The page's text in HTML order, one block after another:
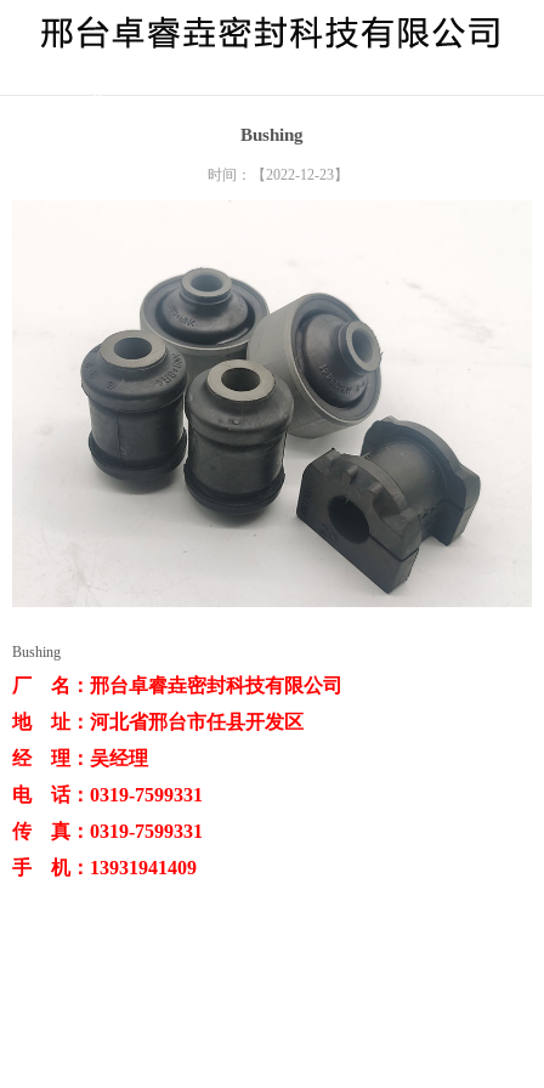
Bushing
时间：【2022-12-23】
Bushing
厂 名：邢台卓睿垚密封科技有限公司
地 址：河北省邢台市任县开发区
经 理：吴经理
电 话：0319-7599331
传 真：0319-7599331
手 机：13931941409